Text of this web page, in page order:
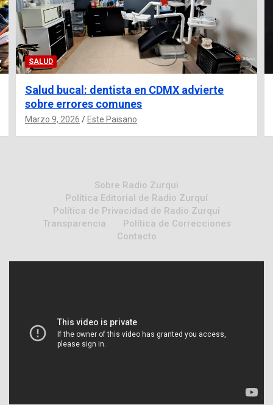
SALUD
Salud bucal: dentista en CDMX advierte
sobre errores comunes
Marzo 9, 2026 Este Paisano
Sobre Radio Zurqui
Política Editorial de Radio Zurquí
Política de Privacidad de Radio Zurqui
Transparencia
Política de Correcciones
Contacto